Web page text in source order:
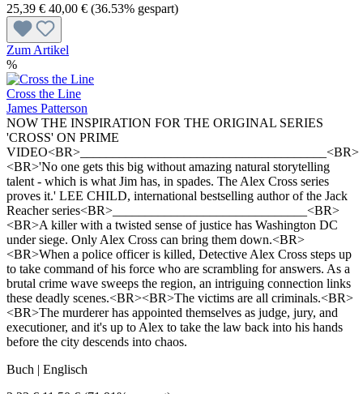
25,39 € 40,00 € (36.53% gespart)
Zum Artikel
%
Cross the Line
James Patterson
NOW THE INSPIRATION FOR THE ORIGINAL SERIES
'CROSS' ON PRIME
VIDEO<BR>______________________________________<BR>
<BR>'No one gets this big without amazing natural storytelling
talent - which is what Jim has, in spades. The Alex Cross series
proves it.' LEE CHILD, international bestselling author of the Jack
Reacher series<BR>______________________________<BR>
<BR>A killer with a twisted sense of justice has Washington DC
under siege. Only Alex Cross can bring them down.<BR>
<BR>When a police officer is killed, Detective Alex Cross steps up
to take command of his force who are scrambling for answers. As a
brutal crime wave sweeps the region, an intriguing connection links
these deadly scenes.<BR><BR>The victims are all criminals.<BR>
<BR>The murderer has appointed themselves as judge, jury, and
executioner, and it's up to Alex to take the law back into his hands
before the city descends into chaos.
Buch | Englisch